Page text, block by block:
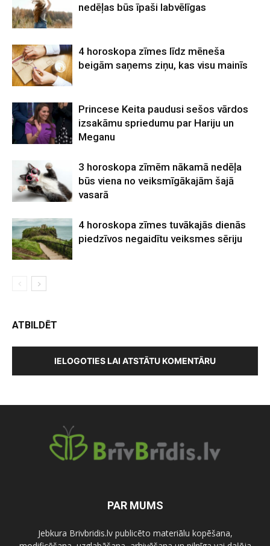
nedēļas būs īpaši labvēlīgas
4 horoskopa zīmes līdz mēneša
beigām saņems ziņu, kas visu mainīs
Princese Keita paudusi sešos vārdos
izsakāmu spriedumu par Hariju un
Meganu
3 horoskopa zīmēm nākamā nedēļa
būs viena no veiksmīgākajām šajā
vasarā
4 horoskopa zīmes tuvākajās dienās
piedzīvos negaidītu veiksmes sēriju
ATBILDĒT
IELOGOTIES LAI ATSTĀTU KOMENTĀRU
PAR MUMS
Jebkura Brivbridis.lv publicēto materiālu kopēšana,